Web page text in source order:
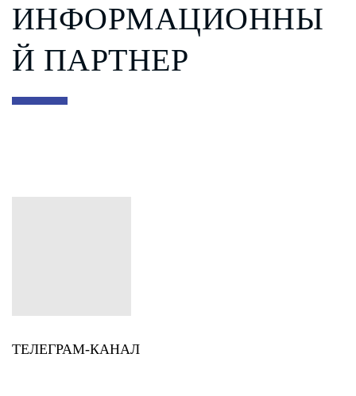
ИНФОРМАЦИОННЫ
Й ПАРТНЕР
ТЕЛЕГРАМ-КАНАЛ